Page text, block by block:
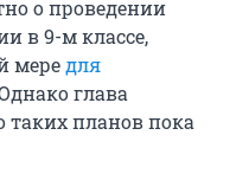
о проведении
в 9-м классе,
мередля
глава
таких планов пока